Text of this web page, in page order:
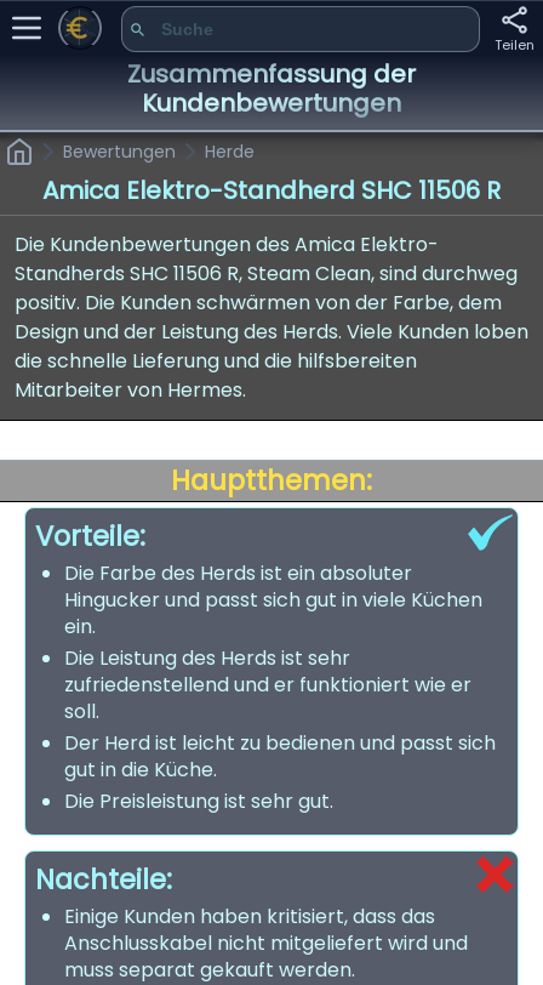
Teilen
Zusammenfassung der
Kundenbewertungen
Bewertungen Herde
Amica Elektro-Standherd SHC 11506 R
Die Kundenbewertungen des Amica Elektro-
Standherds SHC 11506 R, Steam Clean, sind durchweg
positiv. Die Kunden schwärmen von der Farbe, dem
Design und der Leistung des Herds. Viele Kunden loben
die schnelle Lieferung und die hilfsbereiten
Mitarbeiter von Hermes.
Hauptthemen:
Vorteile:
Die Farbe des Herds ist ein absoluter
Hingucker und passt sich gut in viele Küchen
ein.
Die Leistung des Herds ist sehr
zufriedenstellend und er funktioniert wie er
soll.
Der Herd ist leicht zu bedienen und passt sich
gut in die Küche.
Die Preisleistung ist sehr gut.
Nachteile:
Einige Kunden haben kritisiert, dass das
Anschlusskabel nicht mitgeliefert wird und
muss separat gekauft werden.